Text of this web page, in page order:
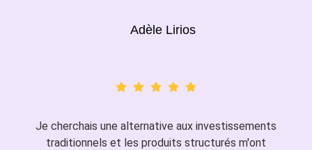
Adèle Lirios
Je cherchais une alternative aux investissements
traditionnels et les produits structurés m'ont